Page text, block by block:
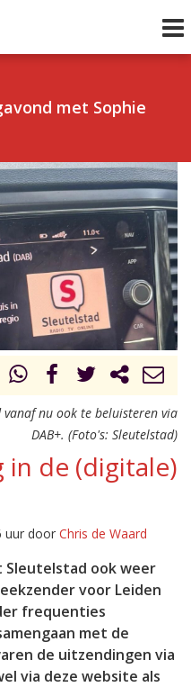
met Sophie
0 Volgend uur
nu ook te beluisteren via
DAB+. (Foto's: Sleutelstad)
de (digitale)
uur door Chris de Waard
Sleutelstad ook weer
voor Leiden
frequenties
met de
de uitzendingen via
via deze website als